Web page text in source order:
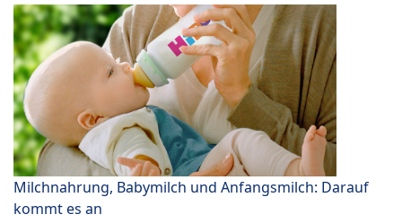
Milchnahrung, Babymilch und Anfangsmilch: Darauf
kommt es an